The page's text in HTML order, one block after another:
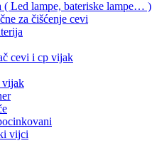
( Led lampe, bateriske lampe… )
za čišćenje cevi
cevi i cp vijak
vijak
vijci